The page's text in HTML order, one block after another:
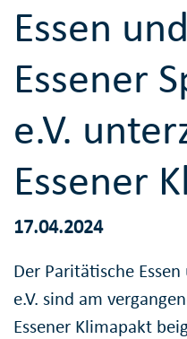
Essen
Essener
e.V.
Essener
17.04.2024
Der Paritätische
e.V. sind am
Essener Klimapakt